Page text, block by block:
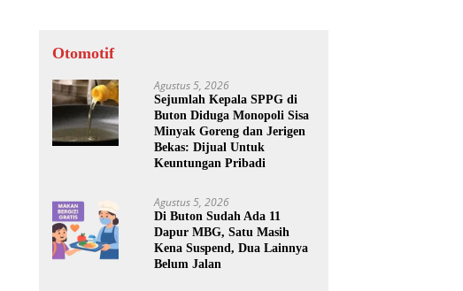
Otomotif
Agustus 5, 2026
Sejumlah Kepala SPPG di
Buton Diduga Monopoli Sisa
Minyak Goreng dan Jerigen
Bekas: Dijual Untuk
Keuntungan Pribadi
Agustus 5, 2026
Di Buton Sudah Ada 11
Dapur MBG, Satu Masih
Kena Suspend, Dua Lainnya
Belum Jalan